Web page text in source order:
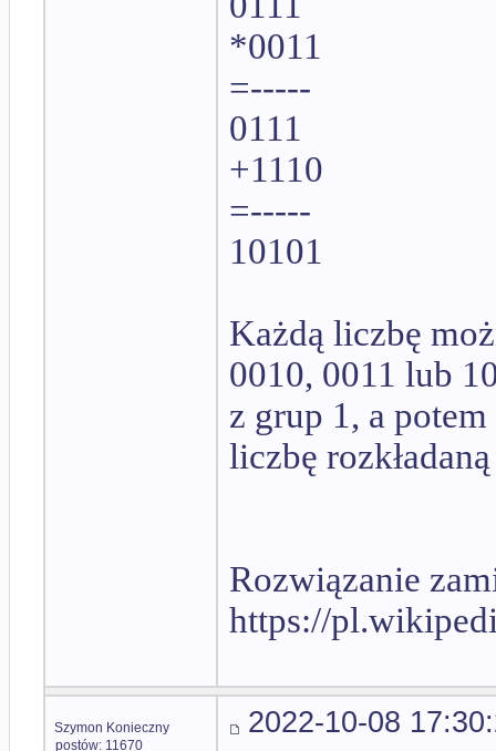
*0011
=-----
0111
+1110
=-----
10101
Każdą liczbę
0010, 0011 lub
z grup 1, a
liczbę
Rozwiązanie
https://
Szymon Konieczny
postów: 11670
2022-10-08